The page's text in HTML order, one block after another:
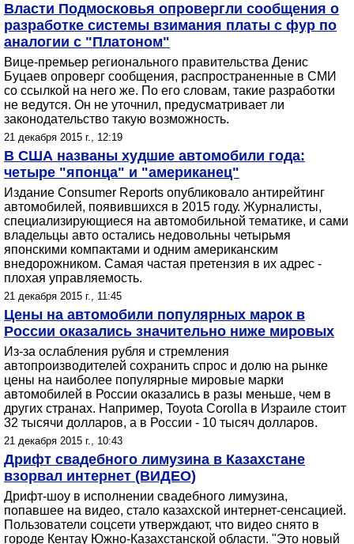
Власти Подмосковья опровергли сообщения о
разработке системы взимания платы с фур по
аналогии с "Платоном"
Вице-премьер регионального правительства Денис
Буцаев опроверг сообщения, распространенные в СМИ
со ссылкой на него же. По его словам, такие разработки
не ведутся. Он не уточнил, предусматривает ли
законодательство такую возможность.
21 декабря 2015 г., 12:19
В США названы худшие автомобили года:
четыре "японца" и "американец"
Издание Consumer Reports опубликовало антирейтинг
автомобилей, появившихся в 2015 году. Журналисты,
специализирующиеся на автомобильной тематике, и сами
владельцы авто остались недовольны четырьмя
японскими компактами и одним американским
внедорожником. Самая частая претензия в их адрес -
плохая управляемость.
21 декабря 2015 г., 11:45
Цены на автомобили популярных марок в
России оказались значительно ниже мировых
Из-за ослабления рубля и стремления
автопроизводителей сохранить спрос и долю на рынке
цены на наиболее популярные мировые марки
автомобилей в России оказались в разы меньше, чем в
других странах. Например, Toyota Corolla в Израиле стоит
32 тысячи долларов, а в России - 10 тысяч долларов.
21 декабря 2015 г., 10:43
Дрифт свадебного лимузина в Казахстане
взорвал интернет (ВИДЕО)
Дрифт-шоу в исполнении свадебного лимузина,
попавшее на видео, стало казахской интернет-сенсацией.
Пользователи соцсети утверждают, что видео снято в
городе Кентау Южно-Казахстанской области. "Это новый